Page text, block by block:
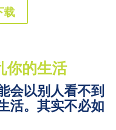
载
你的生活
会以别人看不到
活。其实不必如